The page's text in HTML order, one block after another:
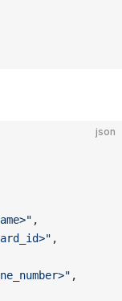
json
,
,
,